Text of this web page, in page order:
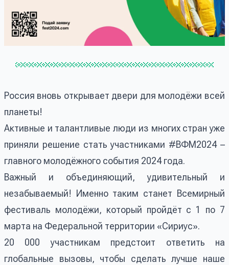
Россия вновь открывает двери для молодёжи всей
планеты!
Активные и талантливые люди из многих стран уже
приняли решение стать участниками #ВФМ2024 –
главного молодёжного события 2024 года.
Важный и объединяющий, удивительный и
незабываемый! Именно таким станет Всемирный
фестиваль молодёжи, который пройдёт с 1 по 7
марта на Федеральной территории «Сириус».
20 000 участникам предстоит ответить на
глобальные вызовы, чтобы сделать лучше наше